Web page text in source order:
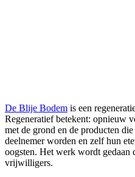
De Blije Bodem is een
Regeneratief betekent: opnieuw
met de grond en de producten
deelnemer worden en zelf hun
oogsten. Het werk wordt gedaan
vrijwilligers.